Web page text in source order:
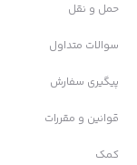
حمل و نقل
سوالات متداول
پیگیری سفارش
قوانین و مقررات
کمک